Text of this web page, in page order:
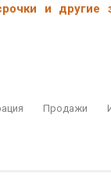
и другие
Продажи